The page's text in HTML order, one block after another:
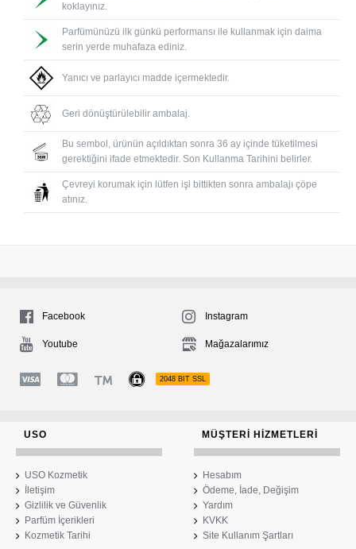
koklayınız.
Parfümünüzü ilk günkü performansı ile kullanmak için daima
serin yerde muhafaza ediniz.
Yanıcı ve parlayıcı madde içermektedir.
Geri dönüştürülebilir ambalaj.
Bu sembol, ürünün açıldıktan sonra 36 ay içinde tüketilmesi
gerektiğini ifade etmektedir. Son Kullanma Tarihini belirler.
Çevreyi korumak için lütfen işi bittikten sonra ambalajı çöpe
atınız.
Facebook Instagram
Youtube Mağazalarımız
2048 BIT SSL
USO
USO Kozmetik
İletişim
Gizlilik ve Güvenlik
Parfüm İçerikleri
Kozmetik Tarihi
MÜŞTERI HIZMETLERI
Hesabım
Ödeme, İade, Değişim
Yardım
KVKK
Site Kullanım Şartları